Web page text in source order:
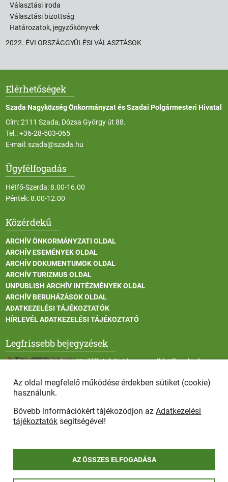
Választási iroda
Választási bizottság
Határozatok, jegyzőkönyvek
2022. ÉVI ORSZÁGGYŰLÉSI VÁLASZTÁSOK
Elérhetőségek
Szada Nagyközség Önkormányzat és Szadai Polgármesteri Hivatal
Cím: 2111 Szada, Dózsa György út 88.
Tel.:+36-28-503-065
E-mail:szada@szada.hu
Ügyfélfogadás
Hétfő-Szerda: 8.00-16.00
Péntek: 8.00-12.00
Közérdekű
ARCHÍV ÖNKORMÁNYZATI OLDAL
ARCHÍV ESEMÉNYEK OLDAL
ARCHÍV DOKUMENTUMOK OLDAL
ARCHÍV TURIZMUS OLDAL
UNPUBLISH ARCHÍV INTÉZMÉNYEK OLDAL
ARCHÍV BERUHÁZÁSOK OLDAL
ADATKEZELÉSI TÁJÉKOZTATÓK
HÍRLEVÉL ADATKEZELÉSI TÁJÉKOZTATÓ
Legfrissebb bejegyzések
Vadállatok itatása a rendkívüli melegben
Afrikai sertéspestis - kérések a lakosság felé
Az oldal megfelelő működése érdekben sütiket (cookie)
használunk.
Bővebb információkért tájékozódjon azAdatkezelési
tájékoztatók segítségével!
AZ ÖSSZES ELFOGADÁSA